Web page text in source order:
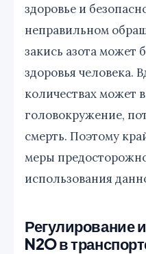
здоровье и
неправильном
закись азота может
здоровья человека.
количествах может
головокружение,
смерть. Поэтому
меры
использования
Регулирование
N2O в